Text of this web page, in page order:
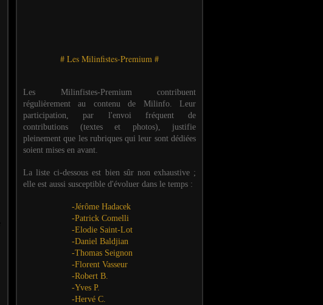
# Les Milinfistes-Premium #
Les Milinfistes-Premium contribuent
régulièrement au contenu de Milinfo. Leur
participation, par l'envoi fréquent de
contributions (textes et photos), justifie
pleinement que les rubriques qui leur sont dédiées
soient mises en avant.
La liste ci-dessous est bien sûr non exhaustive ;
elle est aussi susceptible d'évoluer dans le temps :
-Jérôme Hadacek
-Patrick Comelli
-Elodie Saint-Lot
-Daniel Baldjian
-Thomas Seignon
-Florent Vasseur
-Robert B.
-Yves P.
-Hervé C.